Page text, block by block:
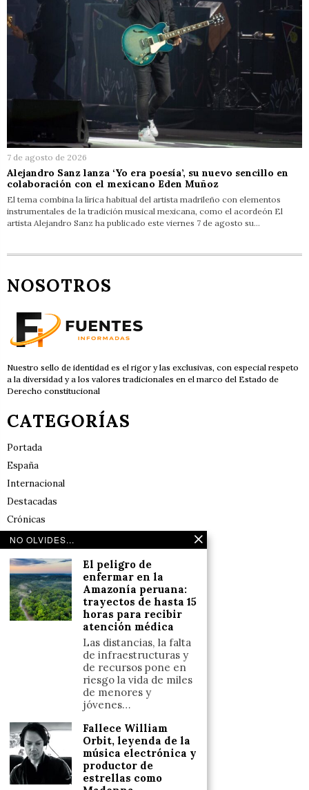
7 de agosto de 2026
Alejandro Sanz lanza ‘Yo era poesía’, su nuevo sencillo en
colaboración con el mexicano Eden Muñoz
El tema combina la lírica habitual del artista madrileño con elementos
instrumentales de la tradición musical mexicana, como el acordeón El
artista Alejandro Sanz ha publicado este viernes 7 de agosto su…
NOSOTROS
Nuestro sello de identidad es el rigor y las exclusivas, con especial respeto
a la diversidad y a los valores tradicionales en el marco del Estado de
Derecho constitucional
CATEGORÍAS
Portada
España
Internacional
Destacadas
Crónicas
Noticias de deportes en España
Reflexiones
LINKS
Política de cookies (UE)
Términos y condiciones
Llámanos
+34633110958
NO OLVIDES...
El peligro de
enfermar en la
Amazonía peruana:
trayectos de hasta 15
horas para recibir
atención médica
Las distancias, la falta
de infraestructuras y
de recursos pone en
riesgo la vida de miles
de menores y
jóvenes…
Fallece William
Orbit, leyenda de la
música electrónica y
productor de
estrellas como